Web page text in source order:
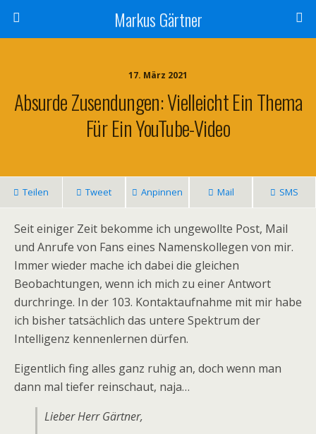
Markus Gärtner
17. März 2021
Absurde Zusendungen: Vielleicht Ein Thema
Für Ein YouTube-Video
Teilen Tweet Anpinnen Mail SMS
Seit einiger Zeit bekomme ich ungewollte Post, Mail
und Anrufe von Fans eines Namenskollegen von mir.
Immer wieder mache ich dabei die gleichen
Beobachtungen, wenn ich mich zu einer Antwort
durchringe. In der 103. Kontaktaufnahme mit mir habe
ich bisher tatsächlich das untere Spektrum der
Intelligenz kennenlernen dürfen.
Eigentlich fing alles ganz ruhig an, doch wenn man
dann mal tiefer reinschaut, naja…
Lieber Herr Gärtner,